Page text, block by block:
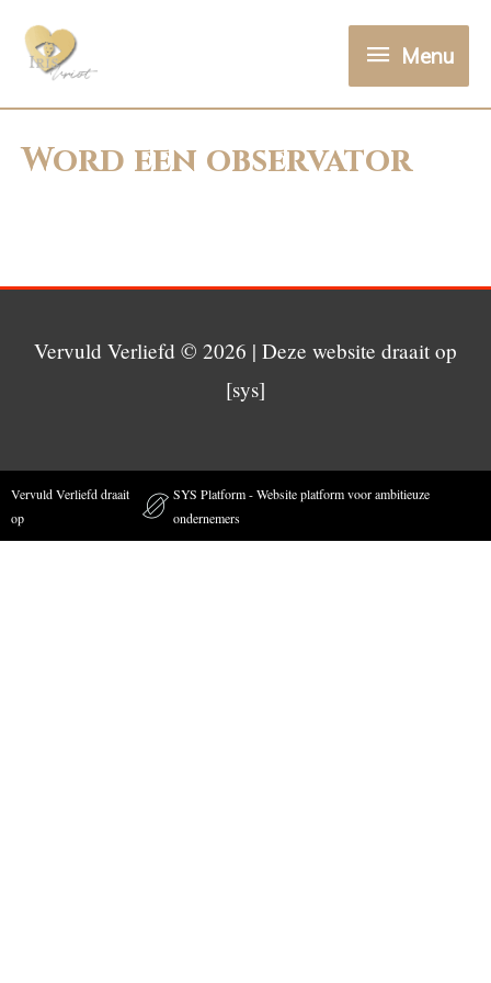
Menu
Word een observator
Vervuld Verliefd © 2026 | Deze website draait op
[sys]
Vervuld Verliefd draait
op
SYS Platform - Website platform voor ambitieuze
ondernemers